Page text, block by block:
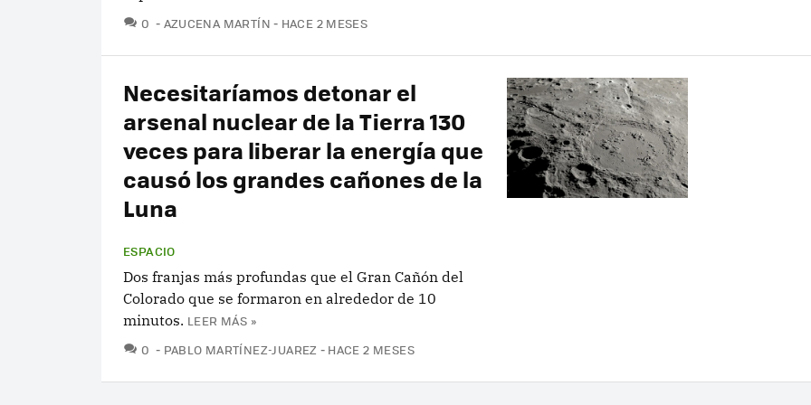
0 COMENTARIOS
AZUCENA MARTÍN HACE 2 MESES
Necesitaríamos detonar el
arsenal nuclear de la Tierra 130
veces para liberar la energía que
causó los grandes cañones de la
Luna
ESPACIO
Dos franjas más profundas que el Gran Cañón del
Colorado que se formaron en alrededor de 10
minutos. LEER MÁS »
0 COMENTARIOS
PABLO MARTÍNEZ-JUAREZ HACE 2 MESES